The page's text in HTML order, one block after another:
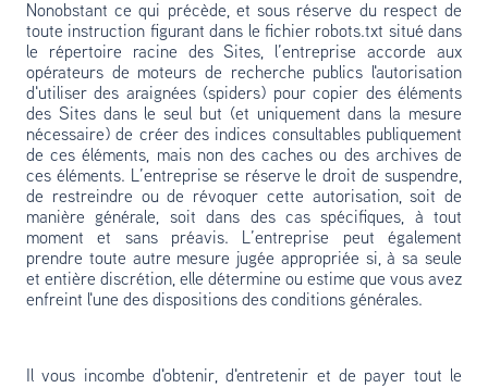
Nonobstant ce qui précède, et sous réserve du respect de
toute instruction figurant dans le fichier robots.txt situé dans
le répertoire racine des Sites, l’entreprise accorde aux
opérateurs de moteurs de recherche publics l'autorisation
d'utiliser des araignées (spiders) pour copier des éléments
des Sites dans le seul but (et uniquement dans la mesure
nécessaire) de créer des indices consultables publiquement
de ces éléments, mais non des caches ou des archives de
ces éléments. L’entreprise se réserve le droit de suspendre,
de restreindre ou de révoquer cette autorisation, soit de
manière générale, soit dans des cas spécifiques, à tout
moment et sans préavis. L’entreprise peut également
prendre toute autre mesure jugée appropriée si, à sa seule
et entière discrétion, elle détermine ou estime que vous avez
enfreint l'une des dispositions des conditions générales.
Il vous incombe d'obtenir, d'entretenir et de payer tout le